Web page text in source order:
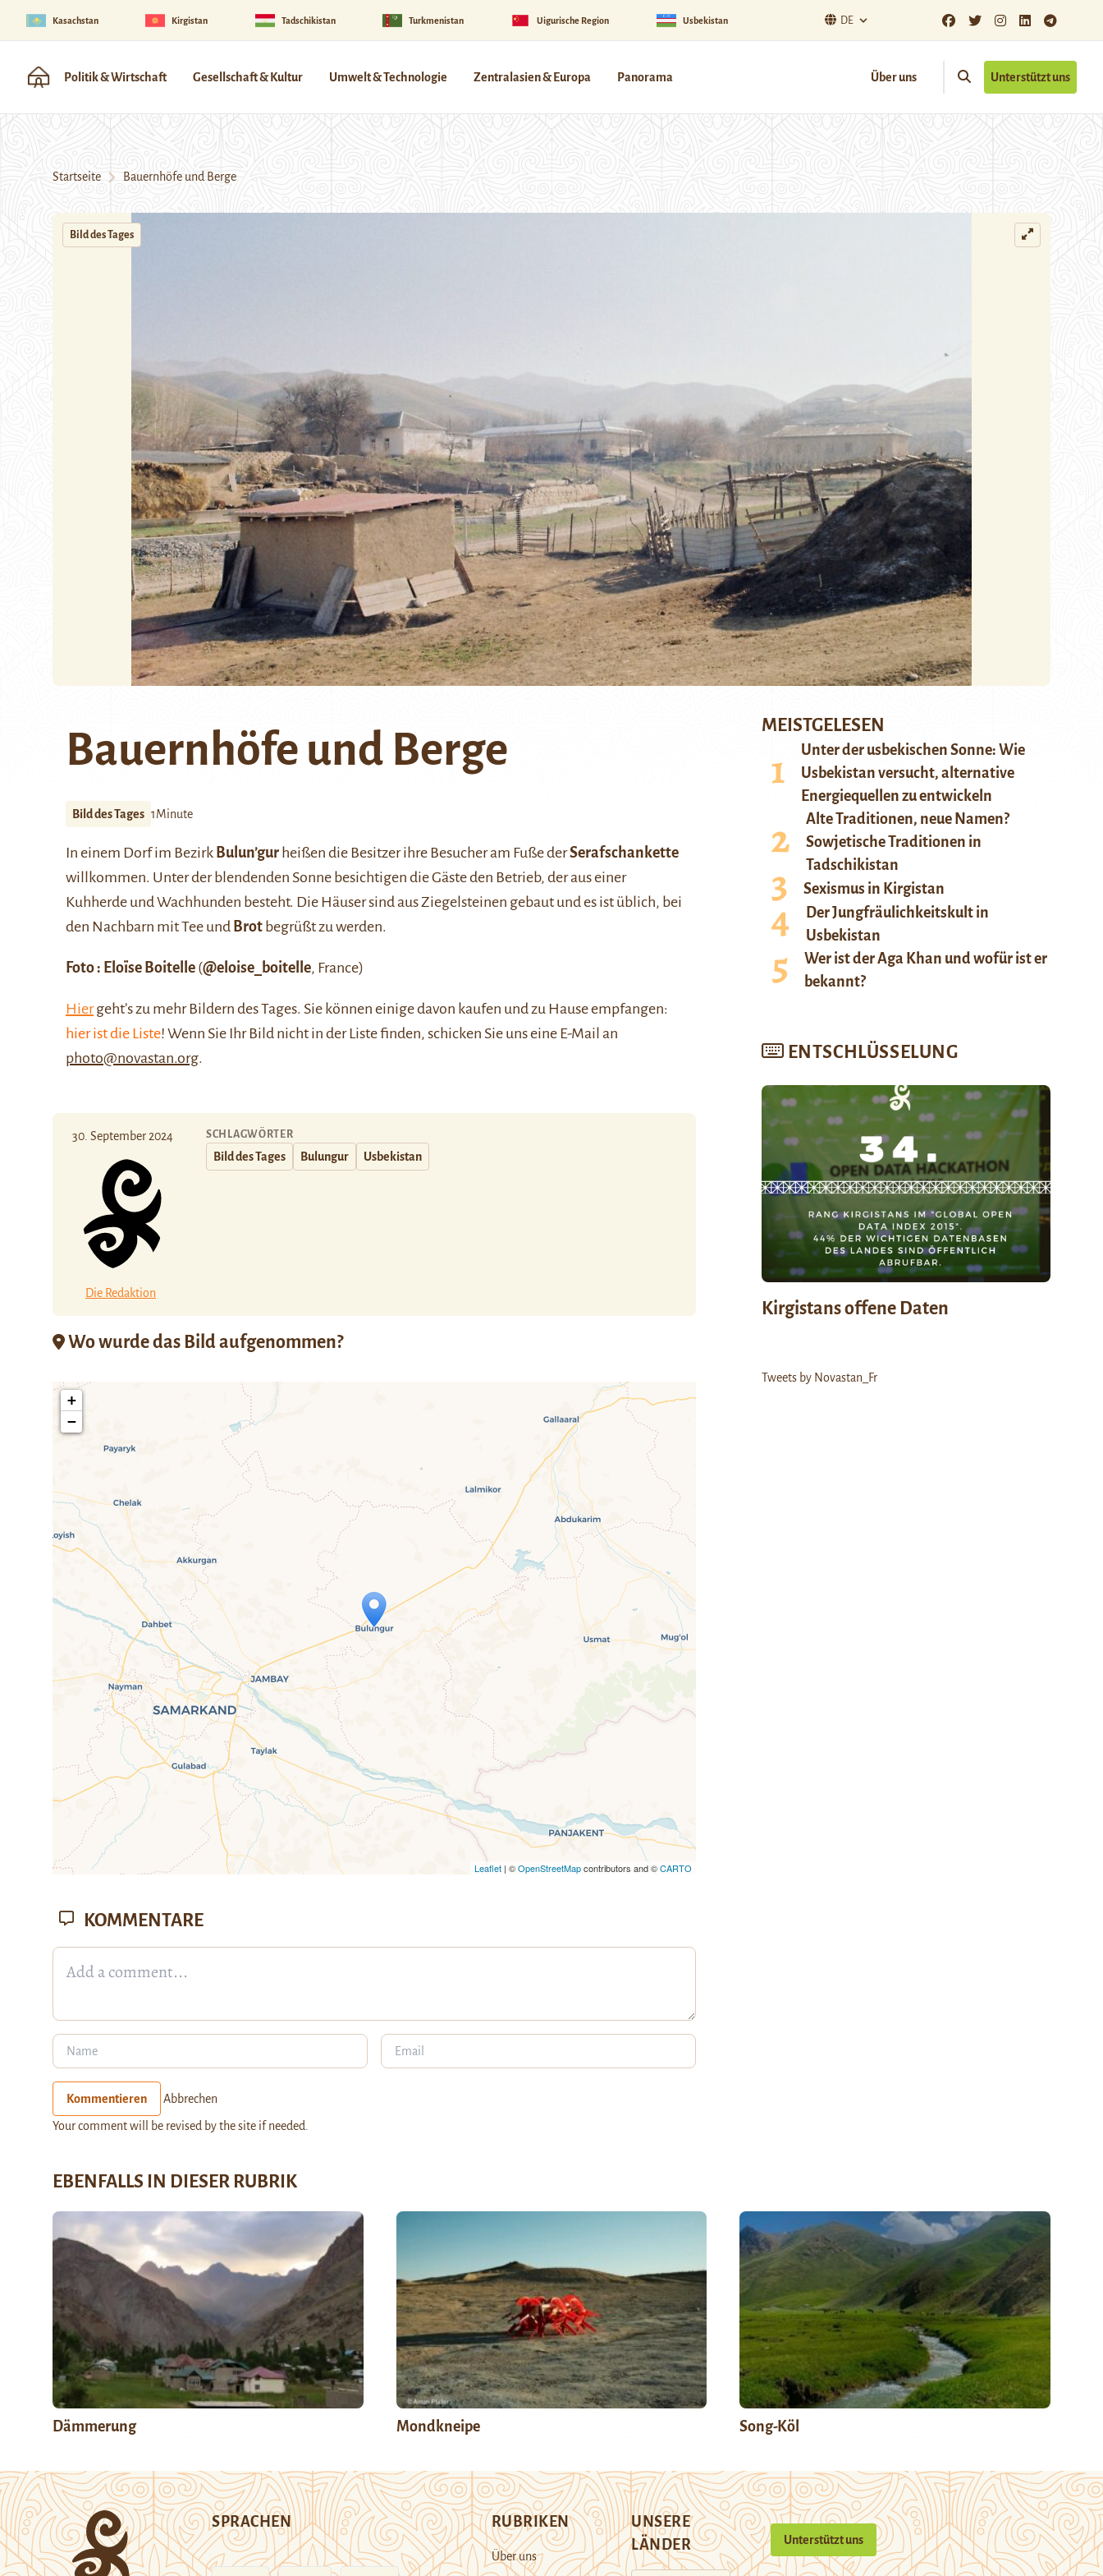
Kasachstan Kirgistan Tadschikistan Turkmenistan Uigurische Region Usbekistan DE
Politik & Wirtschaft Gesellschaft & Kultur Umwelt & Technologie Zentralasien & Europa Panorama Über uns Unterstützt uns
Startseite Bauernhöfe und Berge
Bild des Tages
Bauernhöfe und Berge
Bild des Tages 1Minute
In einem Dorf im Bezirk Bulun’gur heißen die Besitzer ihre Besucher am Fuße derSerafschankette
willkommen. Unter der blendenden Sonne besichtigen die Gäste den Betrieb, der aus einer
Kuhherde und Wachhunden besteht. Die Häuser sind aus Ziegelsteinen gebaut und es ist üblich, bei
den Nachbarn mit Tee und Brot begrüßt zu werden.
Foto : Eloïse Boitelle (@eloise_boitelle, France)
Hiergeht’s zu mehr Bildern des Tages. Sie können einige davon kaufen und zu Hause empfangen:
hier ist die Liste! Wenn Sie Ihr Bild nicht in der Liste finden, schicken Sie uns eine E-Mail an
photo@novastan.org.
30. September 2024
Die Redaktion
SCHLAGWÖRTER
Bild des Tages Bulungur Usbekistan
Wo wurde das Bild aufgenommen?
Travelers' Map wird geladen …
Wenn du dies siehst, nachdem deine Seite vollständig geladen wurde,
fehlen leafletJS-Dateien.
+
−
Leaflet | ©OpenStreetMapcontributors and ©CARTO
MEISTGELESEN
Unter der usbekischen Sonne: Wie
Usbekistan versucht, alternative
Energiequellen zu entwickeln
Alte Traditionen, neue Namen?
Sowjetische Traditionen in
Tadschikistan
Sexismus in Kirgistan
Der Jungfräulichkeitskult in
Usbekistan
Wer ist der Aga Khan und wofür ist er
bekannt?
ENTSCHLÜSSELUNG
Kirgistans offene Daten
Tweets by Novastan_Fr
KOMMENTARE
Kommentieren Abbrechen
Your comment will be revised by the site if needed.
EBENFALLS IN DIESER RUBRIK
Dämmerung Mondkneipe Song-Köl
SPRACHEN RUBRIKEN
Über uns
UNSERE
LÄNDER
Unterstützt uns